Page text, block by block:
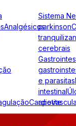
Analgésicos
Sistema
parkinson
cerebrais
e parasitas
intestinal
apetite